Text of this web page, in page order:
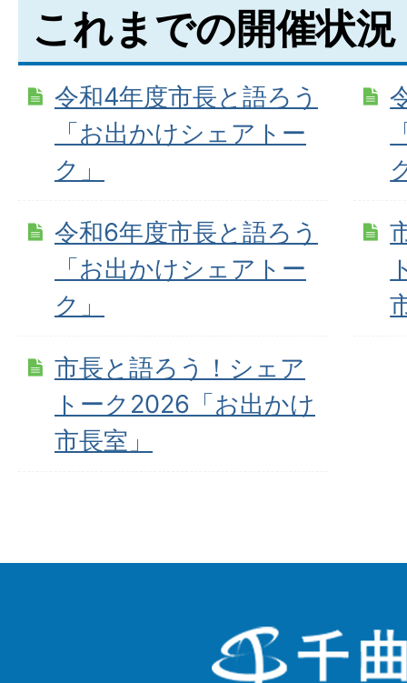
これまでの開催状況
令和4年度市長と語ろう
「お出かけシェアトー
ク」
令和6年度市長と語ろう
「お出かけシェアトー
ク」
市長と語ろう！シェア
トーク2026「お出かけ
市長室」
千
曲